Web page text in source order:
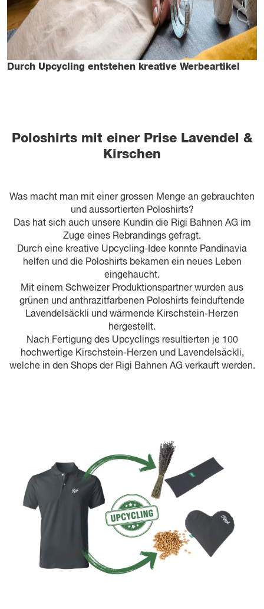
Durch Upcycling entstehen kreative Werbeartikel
Poloshirts mit einer Prise Lavendel &
Kirschen
Was macht man mit einer grossen Menge an gebrauchten
und aussortierten Poloshirts?
Das hat sich auch unsere Kundin die Rigi Bahnen AG im
Zuge eines Rebrandings gefragt.
Durch eine kreative Upcycling-Idee konnte Pandinavia
helfen und die Poloshirts bekamen ein neues Leben
eingehaucht.
Mit einem Schweizer Produktionspartner wurden aus
grünen und anthrazitfarbenen Poloshirts feinduftende
Lavendelsäckli und wärmende Kirschstein-Herzen
hergestellt.
Nach Fertigung des Upcyclings resultierten je 100
hochwertige Kirschstein-Herzen und Lavendelsäckli,
welche in den Shops der Rigi Bahnen AG verkauft werden.